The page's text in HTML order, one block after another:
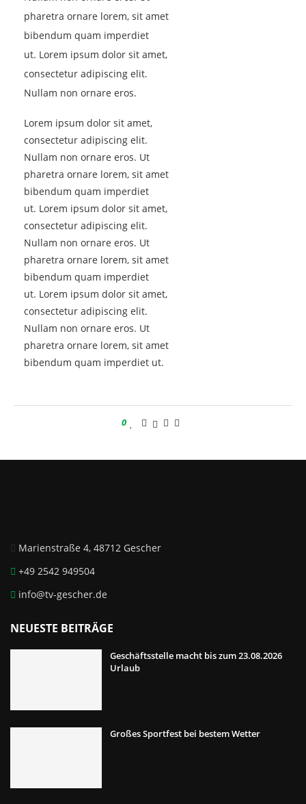
pharetra ornare lorem, sit amet
bibendum quam imperdiet
ut. Lorem ipsum dolor sit amet,
consectetur adipiscing elit.
Nullam non ornare eros.
Lorem ipsum dolor sit amet,
consectetur adipiscing elit.
Nullam non ornare eros. Ut
pharetra ornare lorem, sit amet
bibendum quam imperdiet
ut. Lorem ipsum dolor sit amet,
consectetur adipiscing elit.
Nullam non ornare eros. Ut
pharetra ornare lorem, sit amet
bibendum quam imperdiet
ut. Lorem ipsum dolor sit amet,
consectetur adipiscing elit.
Nullam non ornare eros. Ut
pharetra ornare lorem, sit amet
bibendum quam imperdiet ut.
0
Marienstraße 4, 48712 Gescher
+49 2542 949504
info@tv-gescher.de
NEUESTE BEITRÄGE
Geschäftsstelle macht bis zum 23.08.2026
Urlaub
Großes Sportfest bei bestem Wetter